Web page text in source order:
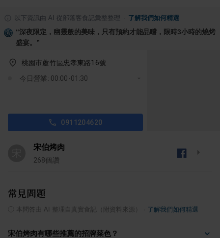
以下資訊由 AI 從部落客食記彙整整理 了解我們如何精選
“深夜限定，幽靈般的美味，只有預約才能品嚐，限時3小時的燒烤
盛宴。 ”
桃園市蘆竹區忠孝東路16號
今日營業: 00:00-01:30
0911204620
宋伯烤肉
268個讚
常見問題
本問答由 AI 整理自真實食記（附資料來源） 了解我們如何精選
宋伯烤肉有哪些推薦的招牌菜色？